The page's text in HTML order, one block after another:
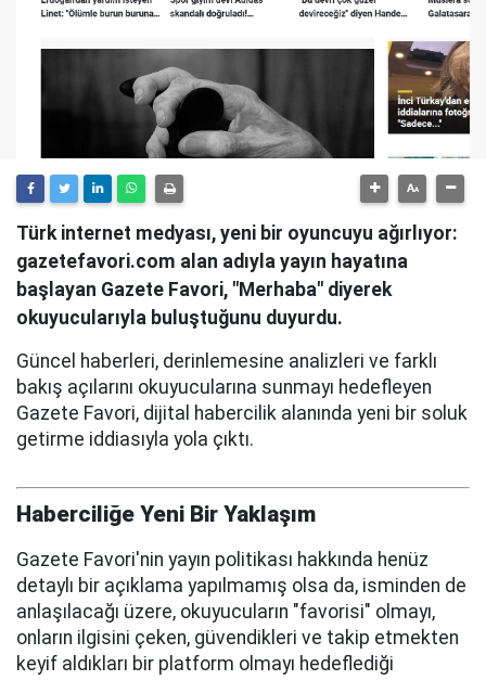
Türk internet medyası, yeni bir oyuncuyu ağırlıyor:
gazetefavori.com alan adıyla yayın hayatına
başlayan Gazete Favori, "Merhaba" diyerek
okuyucularıyla buluştuğunu duyurdu.
Güncel haberleri, derinlemesine analizleri ve farklı
bakış açılarını okuyucularına sunmayı hedefleyen
Gazete Favori, dijital habercilik alanında yeni bir soluk
getirme iddiasıyla yola çıktı.
Haberciliğe Yeni Bir Yaklaşım
Gazete Favori'nin yayın politikası hakkında henüz
detaylı bir açıklama yapılmamış olsa da, isminden de
anlaşılacağı üzere, okuyucuların "favorisi" olmayı,
onların ilgisini çeken, güvendikleri ve takip etmekten
keyif aldıkları bir platform olmayı hedeflediği